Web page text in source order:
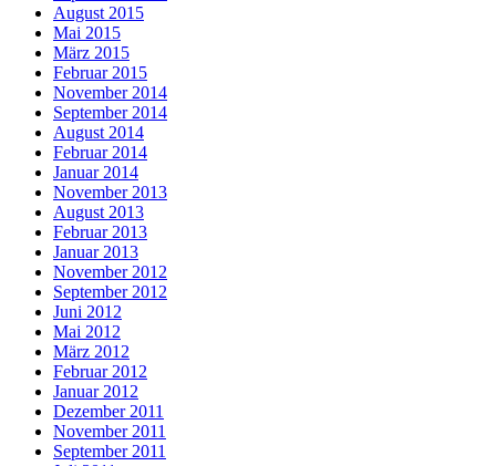
August 2015
Mai 2015
März 2015
Februar 2015
November 2014
September 2014
August 2014
Februar 2014
Januar 2014
November 2013
August 2013
Februar 2013
Januar 2013
November 2012
September 2012
Juni 2012
Mai 2012
März 2012
Februar 2012
Januar 2012
Dezember 2011
November 2011
September 2011